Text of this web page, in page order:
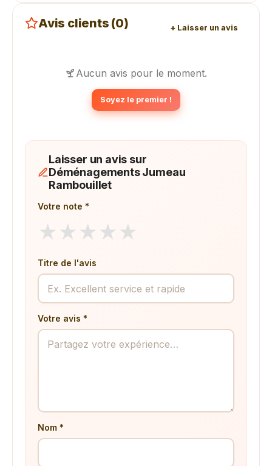
Avis clients (0) + Laisser un avis
Aucun avis pour le moment.
Soyez le premier !
Laisser un avis sur
Déménagements Jumeau
Rambouillet
Votre note *
★ ★ ★ ★ ★
Titre de l'avis
Votre avis *
Nom *